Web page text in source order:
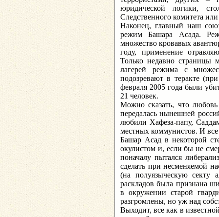
юридической логики,
Следственного комитета
Наконец, главный наш
режим Башара Асада.
множество кровавых
году, применение
Только недавно
лагерей режима с
подозревают в теракте
февраля 2005 года были
21 человек.
Можно сказать, что
передалась нынешней
любили Хафеза-папу,
местных коммунистов. И все
Башар Асад в некоторой
окулистом и, если бы не
поначалу пытался
сделать при несменяемой
(на полуязыческую секту
раскладов была признана
в окружении старой
разгромлены, но уж над
Выходит, все как в